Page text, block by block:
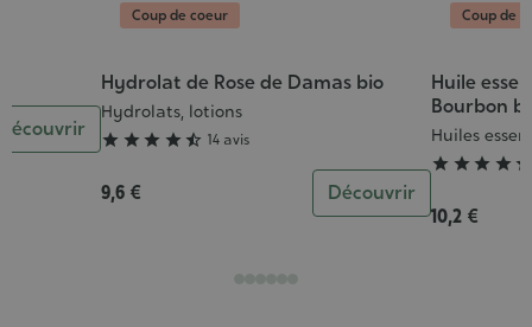
Coup de coeur
Hydrolat de Rose de Damas bio
Hydrolats, lotions
Grade
:
4/5
     14 avis
9,6 € Découvrir
Coup de
Huile
Bourbon
Huiles
Grade
:
5/5
   
10,2 €